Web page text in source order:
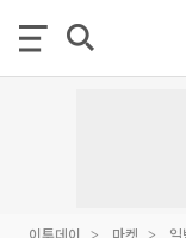
이투데이 마켓